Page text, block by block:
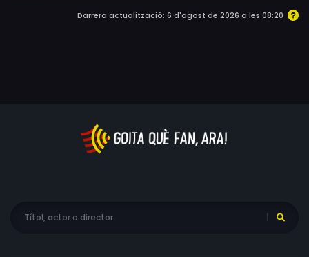
Darrera actualització: 6 d'agost de 2026 a les 08:20